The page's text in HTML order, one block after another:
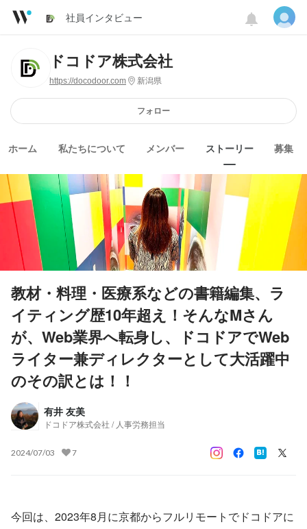
社員インタビュー
ドコドア株式会社
https://docodoor.com 新潟県
フォロー
ホーム 私たちについて メンバー ストーリー 募集
教材・料理・医療系などの書籍編集、ラ
イティング歴10年超え！そんなMさん
が、Web業界へ転身し、ドコドアでWeb
ライター兼ディレクターとして大活躍中
のその訳とは！！
有井 友美
ドコドア株式会社 / 人事労務担当
2024/07/03 7
今回は、2023年8月に京都からフルリモートでドコドアに